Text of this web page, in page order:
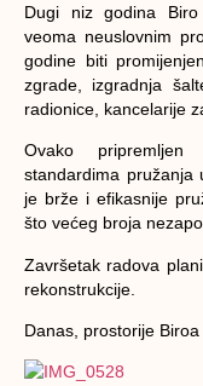
Dugi niz godina
veoma neuslovnim
godine biti
zgrade, izgradnja
radionice, kancelarije
Ovako
standardima pružanja
je brže i efikasnije
što većeg broja
Završetak radova
rekonstrukcije.
Danas, prostorije